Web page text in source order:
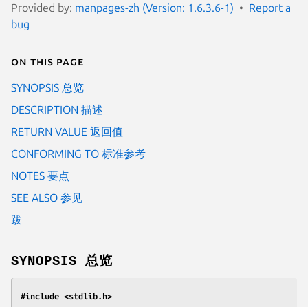
Provided by: manpages-zh (Version: 1.6.3.6-1)
Report a
bug
On this page
SYNOPSIS 总览
DESCRIPTION 描述
RETURN VALUE 返回值
CONFORMING TO 标准参考
NOTES 要点
SEE ALSO 参见
跋
SYNOPSIS 总览
#include <stdlib.h>